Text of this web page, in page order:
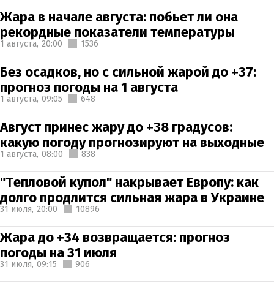
Жара в начале августа: побьет ли она
рекордные показатели температуры
1 августа, 20:00 1536
Без осадков, но с сильной жарой до +37:
прогноз погоды на 1 августа
1 августа, 09:05 648
Август принес жару до +38 градусов:
какую погоду прогнозируют на выходные
1 августа, 08:00 838
"Тепловой купол" накрывает Европу: как
долго продлится сильная жара в Украине
31 июля, 20:00 10896
Жара до +34 возвращается: прогноз
погоды на 31 июля
31 июля, 09:15 906